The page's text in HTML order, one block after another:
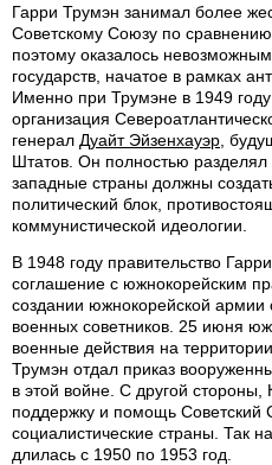
Гарри Трумэн занимал более
Советскому Союзу по
поэтому оказалось
государств, начатое в рамках
Именно при Трумэне в 1949
организация
генерал Дуайт Эйзенхауэр ,
Штатов. Он полностью
западные страны должны
политический блок,
коммунистической идеологии.
В 1948 году правительство
соглашение с южнокорейским
создании южнокорейской армии
военных советников. 25 июня
военные действия на
Трумэн отдал приказ
в этой войне. С другой
поддержку и помощь Советский
социалистические страны. Так
длилась с 1950 по 1953 год.